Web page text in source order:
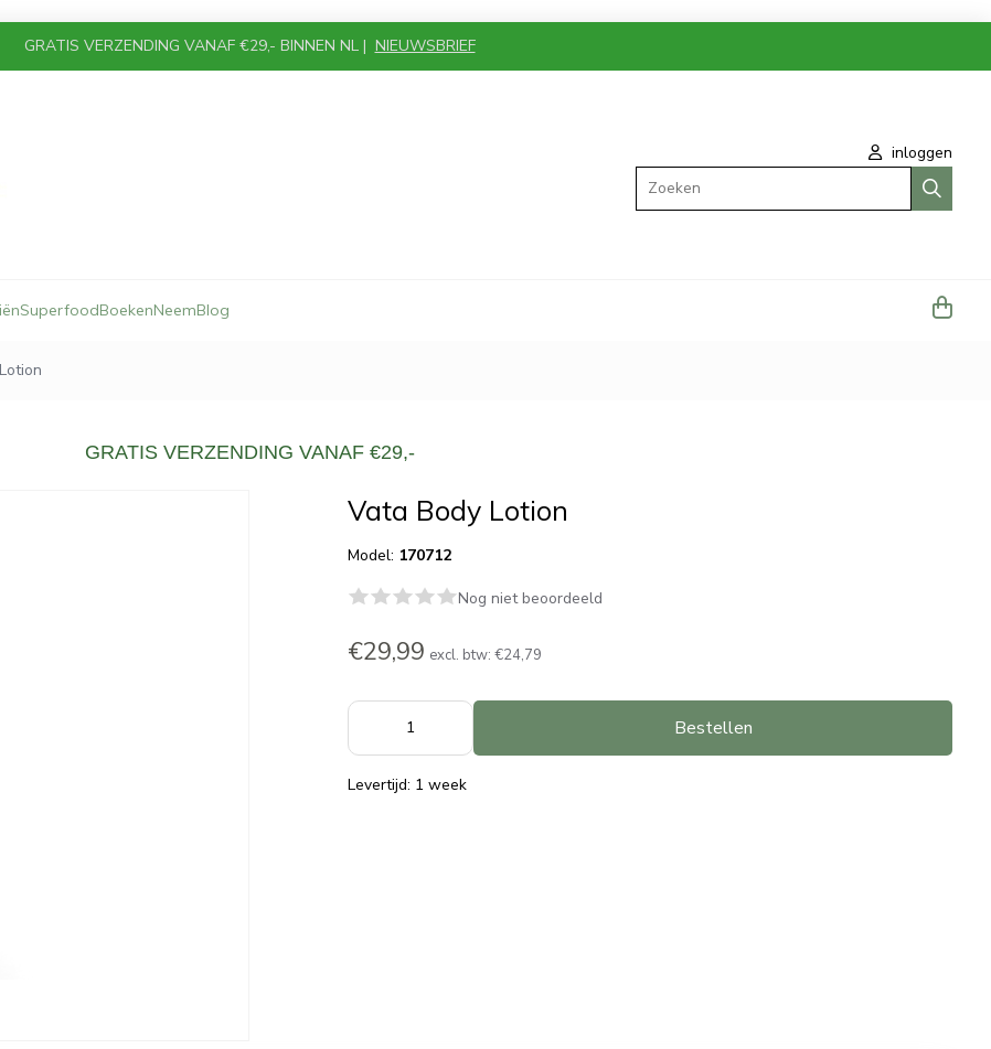
GRATIS VERZENDING VANAF €29,- BINNEN NL | NIEUWSBRIEF
inloggen
Zoeken
SuperfoodBoekenNeemBlog
GRATIS VERZENDING VANAF €29,-
Vata Body Lotion
Model: 170712
Nog niet beoordeeld
€29,99 excl. btw:€24,79
Bestellen
Levertijd: 1 week